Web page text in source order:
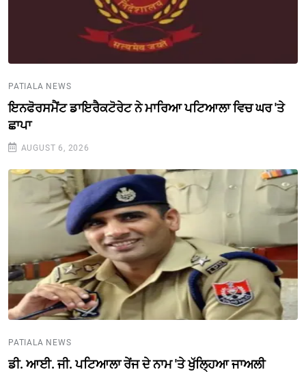
PATIALA NEWS
ਇਨਫੋਰਸਮੈਂਟ ਡਾਇਰੈਕਟੋਰੇਟ ਨੇ ਮਾਰਿਆ ਪਟਿਆਲਾ ਵਿਚ ਘਰ 'ਤੇ
ਛਾਪਾ
AUGUST 6, 2026
PATIALA NEWS
ਡੀ. ਆਈ. ਜੀ. ਪਟਿਆਲਾ ਰੇਂਜ ਦੇ ਨਾਮ 'ਤੇ ਖੁੱਲ੍ਹਿਆ ਜਾਅਲੀ